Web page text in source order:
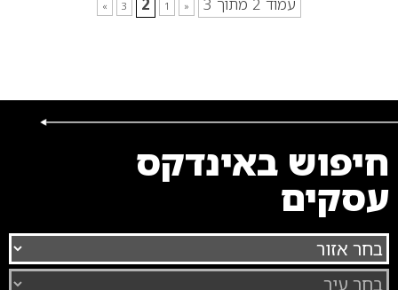
«
1
3
»
חיפוש באינדקס
עסקים